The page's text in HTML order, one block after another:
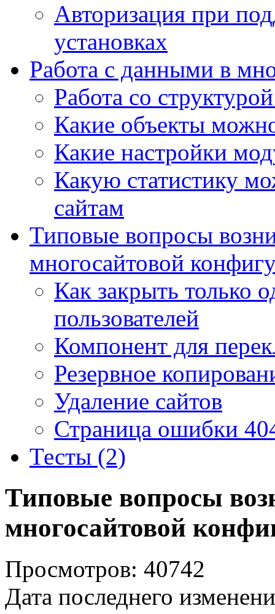
Авторизация при
установках
Работа с данными в
Работа со
Какие объекты
Какие настройки
Какую статистику
сайтам
Типовые вопросы
многосайтовой
Как закрыть только
пользователей
Компонент для
Резервное
Удаление сайтов
Страница ошибки
Тесты (2)
Типовые вопросы
многосайтовой
Просмотров: 40742
Дата последнего